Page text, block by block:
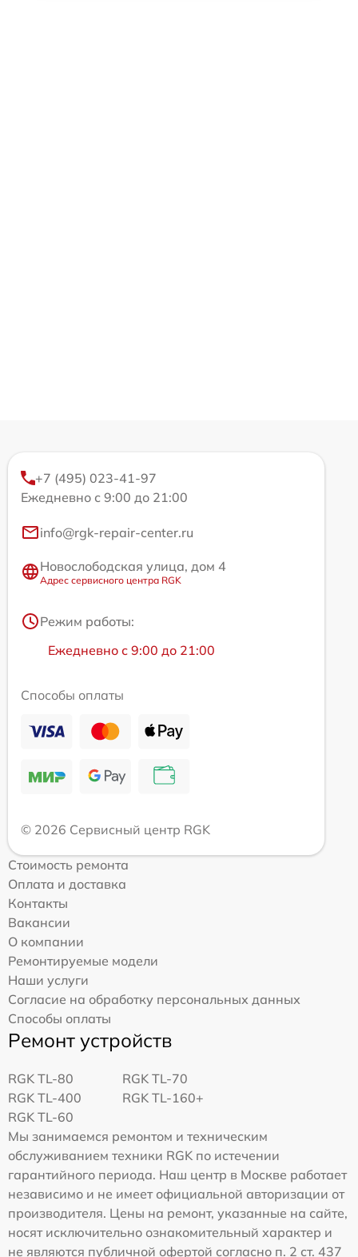
+7 (495) 023-41-97
Ежедневно с 9:00 до 21:00
info@rgk-repair-center.ru
Новослободская улица, дом 4
Адрес сервисного центра RGK
Режим работы:
Ежедневно с 9:00 до 21:00
Способы оплаты
© 2026 Сервисный центр RGK
Стоимость ремонта
Оплата и доставка
Контакты
Вакансии
О компании
Ремонтируемые модели
Наши услуги
Согласие на обработку персональных данных
Способы оплаты
Ремонт устройств
RGK TL-80
RGK TL-70
RGK TL-400
RGK TL-160+
RGK TL-60
Мы занимаемся ремонтом и техническим
обслуживанием техники RGK по истечении
гарантийного периода. Наш центр в Москве работает
независимо и не имеет официальной авторизации от
производителя. Цены на ремонт, указанные на сайте,
носят исключительно ознакомительный характер и
не являются публичной офертой согласно п. 2 ст. 437